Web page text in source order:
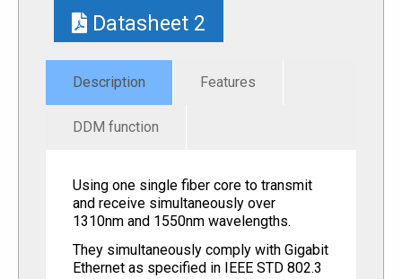
Datasheet 2
Description Features
DDM function
Using one single fiber core to transmit
and receive simultaneously over
1310nm and 1550nm wavelengths.
They simultaneously comply with Gigabit
Ethernet as specified in IEEE STD 802.3